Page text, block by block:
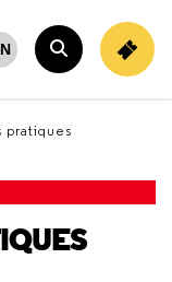
Rechercher
pratiques